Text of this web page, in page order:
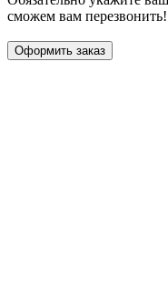
сможем вам перезвонить!
Оформить заказ